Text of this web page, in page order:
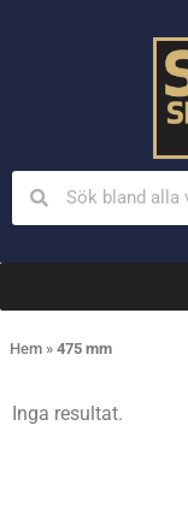
Hem » 475 mm
Inga resultat.